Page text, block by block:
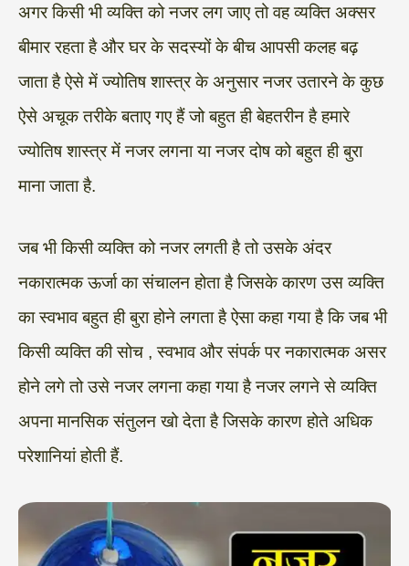
a
t
s
A
l
e
g
r
c
e
b
o
i
t
t
e
n
k
e
d
p
y
L
i
a
r
e
अगर किसी भी व्यक्ति को नजर लग जाए तो वह व्यक्ति अक्सर
बीमार रहता है और घर के सदस्यों के बीच आपसी कलह बढ़
जाता है ऐसे में ज्योतिष शास्त्र के अनुसार नजर उतारने के कुछ
ऐसे अचूक तरीके बताए गए हैं जो बहुत ही बेहतरीन है हमारे
ज्योतिष शास्त्र में नजर लगना या नजर दोष को बहुत ही बुरा
माना जाता है.
जब भी किसी व्यक्ति को नजर लगती है तो उसके अंदर
नकारात्मक ऊर्जा का संचालन होता है जिसके कारण उस व्यक्ति
का स्वभाव बहुत ही बुरा होने लगता है ऐसा कहा गया है कि जब भी
किसी व्यक्ति की सोच , स्वभाव और संपर्क पर नकारात्मक असर
होने लगे तो उसे नजर लगना कहा गया है नजर लगने से व्यक्ति
अपना मानसिक संतुलन खो देता है जिसके कारण होते अधिक
परेशानियां होती हैं.